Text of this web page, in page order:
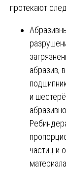
протекают
абразив,
и
частиц и
материала.